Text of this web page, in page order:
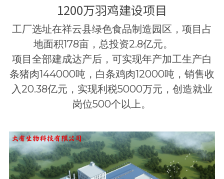
蘑菇制品
ENGLISH
1200万羽鸡建设项目
工厂选址在祥云县绿色食品制造园区，项目占
地面积178亩，总投资2.8亿元。
项目全部建成达产后，可实现年产加工生产白
条猪肉144000吨，白条鸡肉12000吨，销售收
入20.38亿元，实现利税5000万元，创造就业
岗位500个以上。